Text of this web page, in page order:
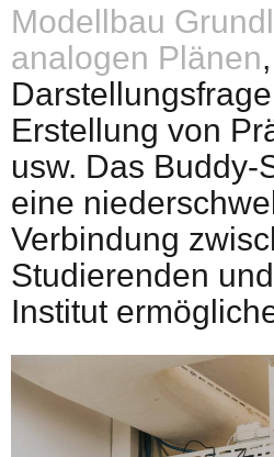
Modellbau
analogen Plänen
Erstellung von
usw. Das Buddy-
eine
Verbindung
Studierenden
Institut